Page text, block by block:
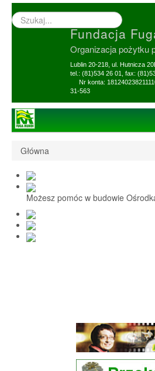
Wyszukiwarka
–
Fundacja
Organizacja pożytku
Lublin 20-218, ul. Hutnicza
tel.: (81)534 26 01, fax:
Nr konta:
31-563
1,5% i darowizny
Nasi Beneficjenci
Ośrodek Reh-Szkol
Sprawozdania
Główna
Możesz pomóc w budowie